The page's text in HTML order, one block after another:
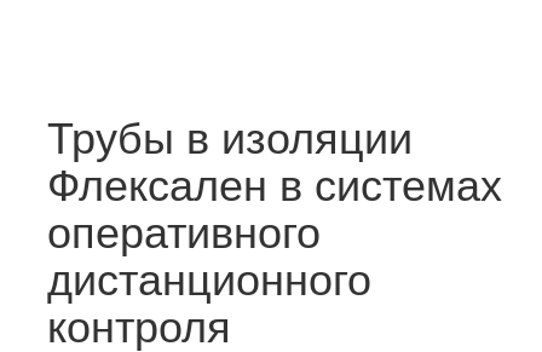
Трубы в изоляции
Флексален в системах
оперативного
дистанционного
контроля